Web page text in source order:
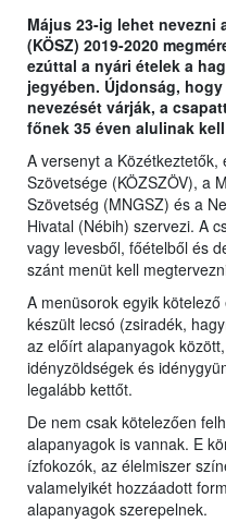
Május 23-ig lehet nevezni
(KÖSZ) 2019-2020
ezúttal a nyári ételek a
jegyében. Újdonság,
nevezését várják, a
főnek 35 éven alulinak
A versenyt a
Szövetsége (KÖZSZÖV), a
Szövetség (MNGSZ) és a
Hivatal (Nébih) szervezi. A
vagy levesből, főételből és
szánt menüt kell
A menüsorok egyik
készült lecsó (zsiradék,
az előírt alapanyagok
idényzöldségek és
legalább kettőt.
De nem csak kötelezően
alapanyagok is vannak. E
ízfokozók, az élelmiszer
valamelyikét hozzáadott
alapanyagok szerepelnek.